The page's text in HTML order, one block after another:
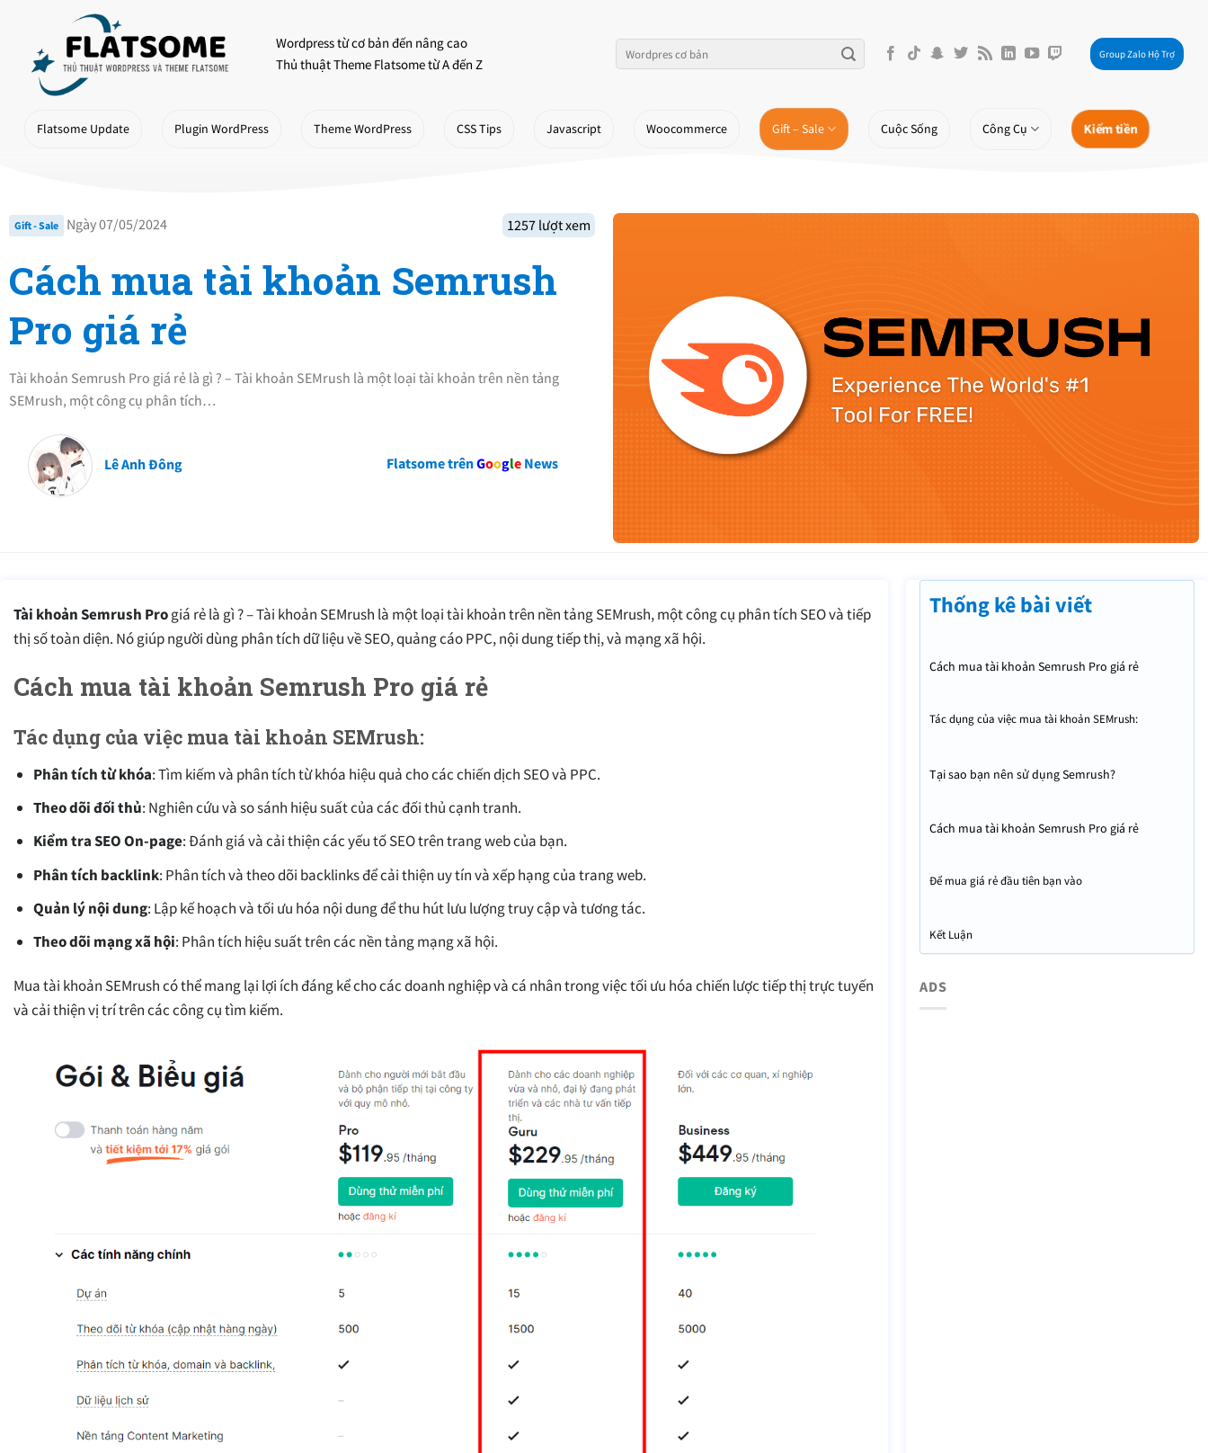
content
Wordpress từ cơ bản đến nâng cao
Thủ thuật Theme Flatsome từ A đến Z
Group Zalo Hộ Trợ
Flatsome Update Plugin WordPress Theme WordPress CSS Tips Javascript Woocommerce Gift – Sale Cuộc Sống Công Cụ Kiếm tiền
Gift - Sale Ngày 07/05/2024 1257 lượt xem
Cách mua tài khoản Semrush
Pro giá rẻ
Tài khoản Semrush Pro giá rẻ là gì ? – Tài khoản SEMrush là một loại tài khoản trên nền tảng
SEMrush, một công cụ phân tích…
Lê Anh Đông Flatsome trênGoogleNews
Tài khoản Semrush Progiá rẻ là gì ? – Tài khoản SEMrush là một loại tài khoản trên nền tảng SEMrush, một công cụ phân tích SEO và tiếp
thị số toàn diện. Nó giúp người dùng phân tích dữ liệu về SEO, quảng cáo PPC, nội dung tiếp thị, và mạng xã hội.
Cách mua tài khoản Semrush Pro giá rẻ
Tác dụng của việc mua tài khoản SEMrush:
Phân tích từ khóa: Tìm kiếm và phân tích từ khóa hiệu quả cho các chiến dịch SEO và PPC.
Theo dõi đối thủ: Nghiên cứu và so sánh hiệu suất của các đối thủ cạnh tranh.
Kiểm tra SEO On-page: Đánh giá và cải thiện các yếu tố SEO trên trang web của bạn.
Phân tích backlink: Phân tích và theo dõi backlinks để cải thiện uy tín và xếp hạng của trang web.
Quản lý nội dung: Lập kế hoạch và tối ưu hóa nội dung để thu hút lưu lượng truy cập và tương tác.
Theo dõi mạng xã hội: Phân tích hiệu suất trên các nền tảng mạng xã hội.
Mua tài khoản SEMrush có thể mang lại lợi ích đáng kể cho các doanh nghiệp và cá nhân trong việc tối ưu hóa chiến lược tiếp thị trực tuyến
và cải thiện vị trí trên các công cụ tìm kiếm.
Thống kê bài viết
Cách mua tài khoản Semrush Pro giá rẻ
Tác dụng của việc mua tài khoản SEMrush:
Tại sao bạn nên sử dụng Semrush?
Cách mua tài khoản Semrush Pro giá rẻ
Để mua giá rẻ đầu tiên bạn vào
Kết Luận
ADS